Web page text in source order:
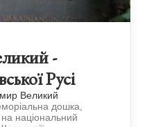
-
Русі
Великий
дошка,
національний